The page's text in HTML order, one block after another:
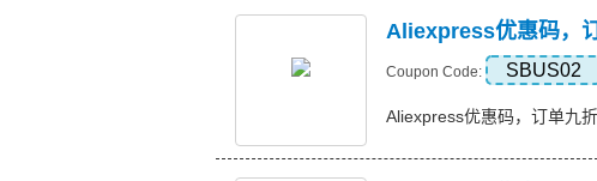
Aliexpress优惠码，
Coupon Code: SBUS02
Aliexpress优惠码，订单九